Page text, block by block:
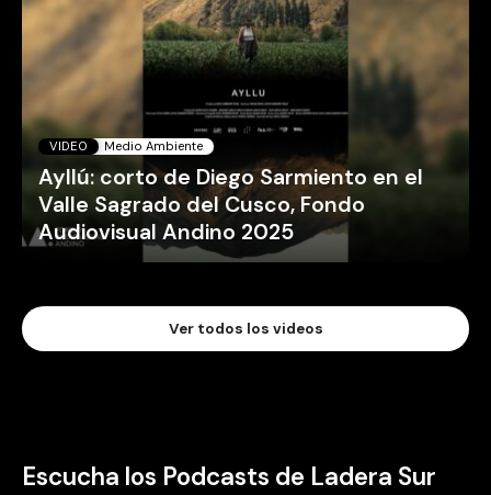
VIDEO Medio Ambiente
Ayllú: corto de Diego Sarmiento en el
Valle Sagrado del Cusco, Fondo
Audiovisual Andino 2025
Ver todos los videos
Escucha los Podcasts de Ladera Sur